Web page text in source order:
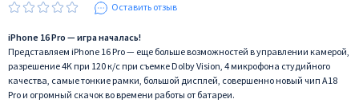
Оставить отзыв
iPhone 16 Pro — игра началась!
Представляем iPhone 16 Pro — еще больше возможностей в управлении камерой,
разрешение 4K при 120 к/c при съемке Dolby Vision, 4 микрофона студийного
качества, самые тонкие рамки, большой дисплей, совершенно новый чип A18
Pro и огромный скачок во времени работы от батареи.